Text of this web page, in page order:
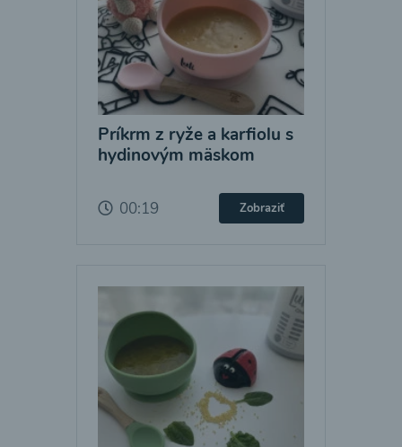
Príkrm z ryže a karfiolu s
hydinovým mäskom
00:19 Zobraziť